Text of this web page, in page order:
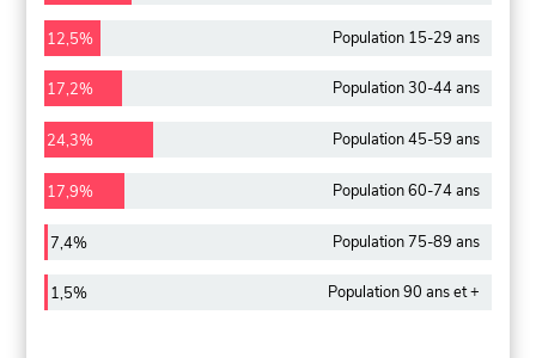
12,5% Population 15-29 ans
17,2% Population 30-44 ans
24,3% Population 45-59 ans
17,9% Population 60-74 ans
7,4% Population 75-89 ans
1,5% Population 90 ans et +